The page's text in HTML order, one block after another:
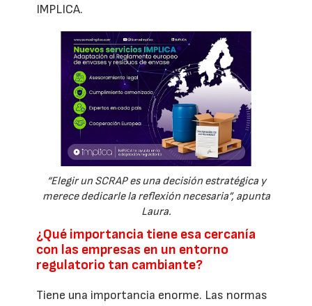
IMPLICA.
“Elegir un SCRAP es una decisión estratégica y
merece dedicarle la reflexión necesaria”, apunta
Laura.
¿Qué importancia tiene esa cercanía
con las empresas en un entorno
regulatorio tan cambiante?
Tiene una importancia enorme. Las normas